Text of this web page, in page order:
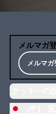
メルマガ
メルマガ